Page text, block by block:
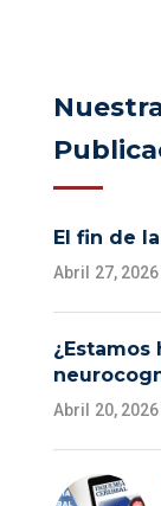
El fin de
Abril 27, 2026
Abril 20, 2026